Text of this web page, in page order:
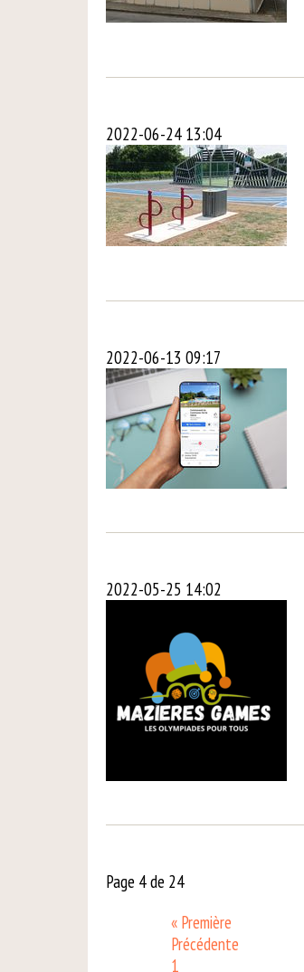
2022-06-24 13:04
2022-06-13 09:17
2022-05-25 14:02
Page 4 de 24
« Première
Précédente
1